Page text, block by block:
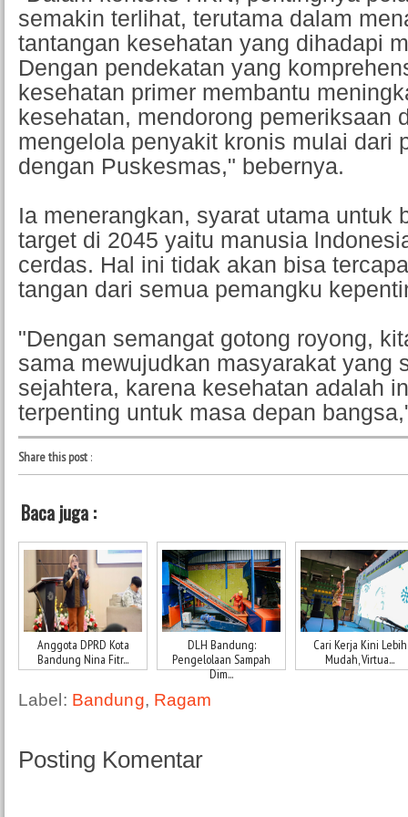
semakin terlihat, terutama dalam
tantangan kesehatan yang dihadapi
Dengan pendekatan yang
kesehatan primer membantu
kesehatan, mendorong pemeriksaan
mengelola penyakit kronis mulai dari
dengan Puskesmas," bebernya.
Ia menerangkan, syarat utama untuk
target di 2045 yaitu manusia
cerdas. Hal ini tidak akan bisa
tangan dari semua pemangku
"Dengan semangat gotong royong,
sama mewujudkan masyarakat yang
sejahtera, karena kesehatan adalah
terpenting untuk masa depan
Share this post:
Baca juga :
Anggota DPRD Kota
Bandung Nina Fitr...
DLH Bandung:
Pengelolaan Sampah
Dim...
Cari Kerja Kini Lebih
Mudah, Virtua...
Label: Bandung, Ragam
Posting Komentar